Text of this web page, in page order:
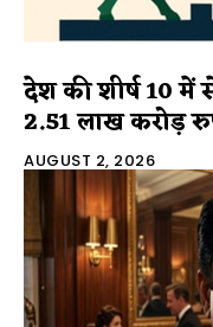
देश की शीर्ष 10 में
2.51 लाख करोड़
AUGUST 2, 2026